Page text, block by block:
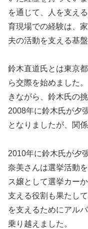
を通じて、人を支え
育現場での経験は、
夫の活動を支える基
鈴木直道氏とは東京
ら交際を始めました
きながら、鈴木氏の
2008年に鈴木氏が夕
となりましたが、関
2010年に鈴木氏が夕
奈美さんは選挙活動
ス嬢として選挙カー
支える役割も果たし
を支えるためにアル
乗り越えました。